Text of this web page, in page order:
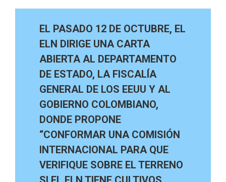
EL PASADO 12 DE OCTUBRE, EL
ELN DIRIGE UNA CARTA
ABIERTA AL DEPARTAMENTO
DE ESTADO, LA FISCALÍA
GENERAL DE LOS EEUU Y AL
GOBIERNO COLOMBIANO,
DONDE PROPONE
“CONFORMAR UNA COMISIÓN
INTERNACIONAL PARA QUE
VERIFIQUE SOBRE EL TERRENO